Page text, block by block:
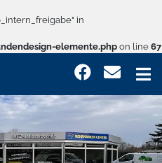
in
elemente.php on line 67